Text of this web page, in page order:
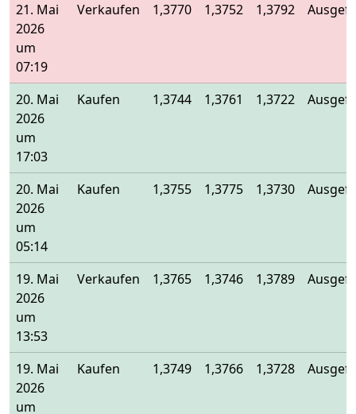
21. Mai
2026
um
07:19
Verkaufen 1,3770 1,3752 1,3792
20. Mai
2026
um
17:03
Kaufen 1,3744 1,3761 1,3722
20. Mai
2026
um
05:14
Kaufen 1,3755 1,3775 1,3730
19. Mai
2026
um
13:53
Verkaufen 1,3765 1,3746 1,3789
19. Mai
2026
um
Kaufen 1,3749 1,3766 1,3728